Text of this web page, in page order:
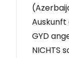
Auskunft
GYD
NICHTS